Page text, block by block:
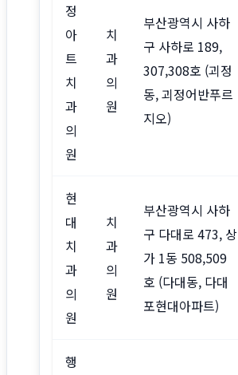
정
아
트
치
과
의
원
치
과
의
원
부산광역시 사하
구 사하로 189,
307,308호 (괴정
동, 괴정어반푸르
지오)
현
대
치
과
의
원
치
과
의
원
부산광역시 사하
구 다대로 473, 상
가 1동 508,509
호 (다대동, 다대
포현대아파트)
행